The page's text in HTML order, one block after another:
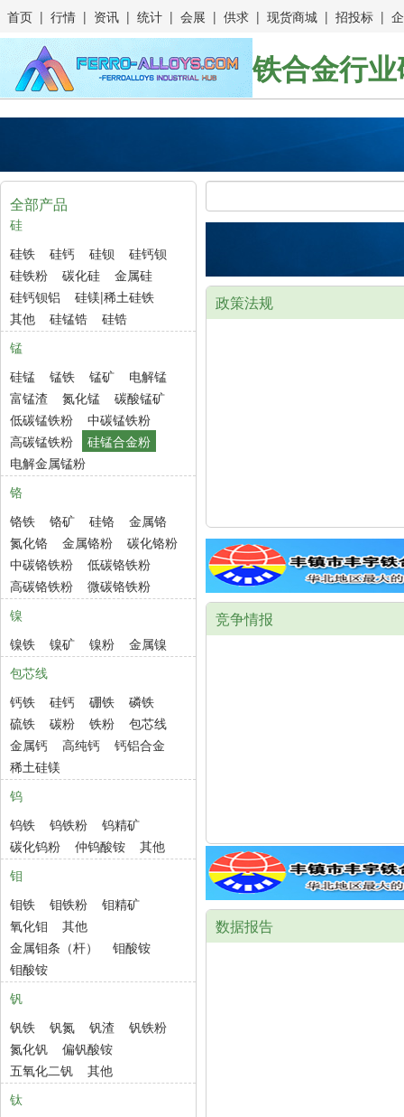
首页 | 行情 | 资讯 | 统计 | 会展 | 供求 | 现货商城 | 招投标 |
铁合金行
全部产品
硅
硅铁
硅钙 硅钡
硅钙钡
硅铁粉
碳化硅
金属硅
硅钙钡铝
硅镁|稀土硅铁
其他
硅锰锆
硅锆
锰
硅锰
锰铁 锰矿
电解锰
富锰渣
氮化锰
碳酸锰矿
低碳锰铁粉
中碳锰铁粉
高碳锰铁粉
硅锰合金粉
电解金属锰粉
铬
铬铁
铬矿 硅铬
金属铬
氮化铬
金属铬粉
碳化铬粉
中碳铬铁粉
低碳铬铁粉
高碳铬铁粉
微碳铬铁粉
镍
镍铁
镍矿 镍粉
金属镍
包芯线
钙铁
硅钙 硼铁
磷铁
硫铁
碳粉 铁粉
包芯线
金属钙
高纯钙
钙铝合金
稀土硅镁
钨
钨铁
钨铁粉
钨精矿
碳化钨粉
仲钨酸铵
其他
钼
钼铁
钼铁粉
钼精矿
氧化钼
其他
金属钼条（杆）
钼酸铵
钼酸铵
钒
钒铁
钒氮 钒渣
钒铁粉
氮化钒
偏钒酸铵
五氧化二钒
其他
钛
政策法规
竞争情报
数据报告